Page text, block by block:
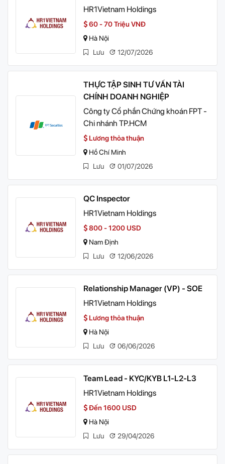
HR1Vietnam Holdings
60 - 70 Triệu VNĐ
Hà Nội
Lưu
12/07/2026
THỰC TẬP SINH TƯ VẤN TÀI
CHÍNH DOANH NGHIỆP
Công ty Cổ phần Chứng khoán FPT -
Chi nhánh TP.HCM
Lương thỏa thuận
Hồ Chí Minh
Lưu
01/07/2026
QC Inspector
HR1Vietnam Holdings
800 - 1200 USD
Nam Định
Lưu
12/06/2026
Relationship Manager (VP) - SOE
HR1Vietnam Holdings
Lương thỏa thuận
Hà Nội
Lưu
06/06/2026
Team Lead - KYC/KYB L1-L2-L3
HR1Vietnam Holdings
Đến 1600 USD
Hà Nội
Lưu
29/04/2026